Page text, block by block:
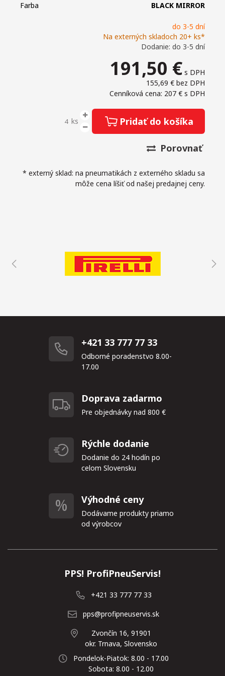
do 3-5 dní
Na externých skladoch 20+ ks*
Dodanie: do 3-5 dní
191,50 € s DPH
155,69 € bez DPH
Cenníková cena: 207 € s DPH
ks Pridať do košíka
Porovnať
* externý sklad: na pneumatikách z externého skladu sa
môže cena líšiť od našej predajnej ceny.
Farba
BLACK MIRROR
+421 33 777 77 33
Odborné poradenstvo 8.00-
17.00
Doprava zadarmo
Pre objednávky nad 800 €
Rýchle dodanie
Dodanie do 24 hodín po
celom Slovensku
Výhodné ceny
Dodávame produkty priamo
od výrobcov
PPS! ProfiPneuServis!
+421 33 777 77 33
pps@profipneuservis.sk
Zvončín 16, 91901
okr. Trnava, Slovensko
Pondelok-Piatok: 8.00 - 17.00
Sobota: 8.00 - 12.00